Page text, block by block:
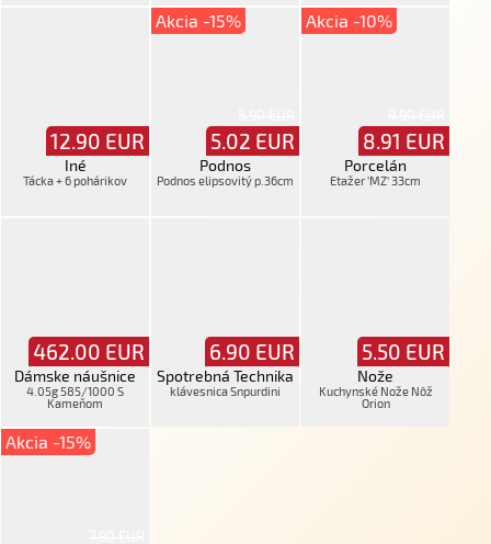
12.90 EUR
Iné
Tácka + 6 pohárikov
Akcia -15%
5.02 EUR
Podnos
Podnos elipsovitý p.36cm
Akcia -10%
8.91 EUR
Porcelán
Etažer 'MZ' 33cm
462.00 EUR
Dámske náušnice
4.05g 585/1000 S
Kameňom
6.90 EUR
Spotrebná Technika
klávesnica Snpurdini
5.50 EUR
Nože
Kuchynské Nože Nôž
Orion
Akcia -15%